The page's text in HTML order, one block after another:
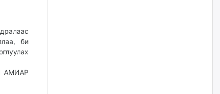
би
АМИАР